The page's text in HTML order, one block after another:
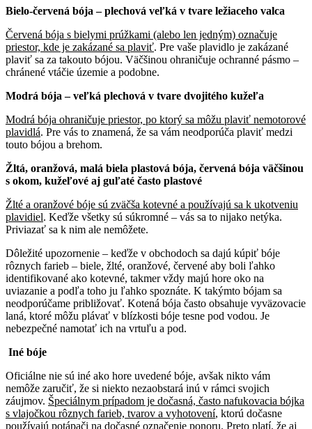
Bielo-červená bója – plechová veľká v tvare ležiaceho valca
Červená bója s bielymi prúžkami (alebo len jedným) označuje
priestor, kde je zakázané sa plaviť. Pre vaše plavidlo je zakázané
plaviť sa za takouto bójou. Väčšinou ohraničuje ochranné pásmo –
chránené vtáčie územie a podobne.
Modrá bója – veľká plechová v tvare dvojitého kužeľa
Modrá bója ohraničuje priestor, po ktorý sa môžu plaviť nemotorové
plavidlá. Pre vás to znamená, že sa vám neodporúča plaviť medzi
touto bójou a brehom.
Žltá, oranžová, malá biela plastová bója, červená bója väčšinou
s okom, kužeľové aj guľaté často plastové
Žlté a oranžové bóje sú zväčša kotevné a používajú sa k ukotveniu
plavidiel. Keďže všetky sú súkromné – vás sa to nijako netýka.
Priviazať sa k nim ale nemôžete.
Dôležité upozornenie – keďže v obchodoch sa dajú kúpiť bóje
rôznych farieb – biele, žlté, oranžové, červené aby boli ľahko
identifikované ako kotevné, takmer vždy majú hore oko na
uviazanie a podľa toho ju ľahko spoznáte. K takýmto bójam sa
neodporúčame približovať. Kotená bója často obsahuje vyväzovacie
laná, ktoré môžu plávať v blízkosti bóje tesne pod vodou. Je
nebezpečné namotať ich na vrtuľu a pod.
Iné bóje
Oficiálne nie sú iné ako hore uvedené bóje, avšak nikto vám
nemôže zaručiť, že si niekto nezaobstará inú v rámci svojich
záujmov. Špeciálnym prípadom je dočasná, často nafukovacia bójka
s vlajočkou rôznych farieb, tvarov a vyhotovení, ktorú dočasne
používajú potápači na dočasné označenie ponoru. Preto platí, že aj